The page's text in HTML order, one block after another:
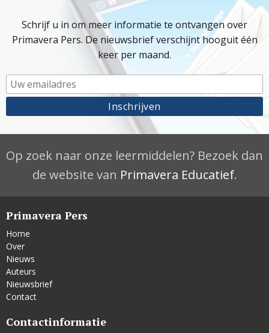
Schrijf u in om meer informatie te ontvangen over
Primavera Pers. De nieuwsbrief verschijnt hooguit één
keer per maand.
Op zoek naar onze leermiddelen? Bezoek dan
de website van Primavera Educatief.
Primavera Pers
Home
Over
Nieuws
Auteurs
Nieuwsbrief
Contact
Contactinformatie